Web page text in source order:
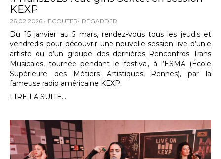
KEXP
26.02.2026 ECOUTER REGARDER
Du 15 janvier au 5 mars, rendez-vous tous les jeudis et
vendredis pour découvrir une nouvelle session live d’un·e
artiste ou d’un groupe des dernières Rencontres Trans
Musicales, tournée pendant le festival, à l’ESMA (École
Supérieure des Métiers Artistiques, Rennes), par la
fameuse radio américaine KEXP.
LIRE LA SUITE...